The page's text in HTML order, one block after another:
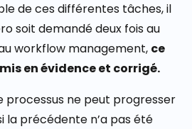
de ces différentes tâches, il
soit demandé deux fois au
workflow management, ce
en évidence et corrigé.
processus ne peut progresser
la précédente n’a pas été